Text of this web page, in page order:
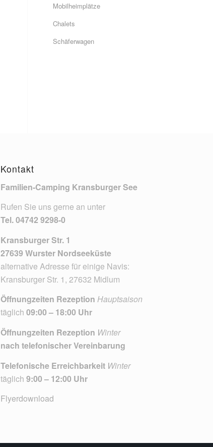
Mobilheimplätze
Chalets
Schäferwagen
Kontakt
Familien-Camping Kransburger See
Rufen Sie uns gerne an unter
Tel.04742 9298-0
Kransburger Str. 1
27639 Wurster Nordseeküste
alternative Adresse für einige Navis:
Kransburger Str. 1, 27632 Midlum
Öffnungzeiten RezeptionHauptsaison
täglich 09:00 – 18:00 Uhr
Öffnungzeiten Rezeption Winter
nach telefonischer Vereinbarung
Telefonische Erreichbarkeit Winter
täglich 9:00 – 12:00 Uhr
Flyerdownload